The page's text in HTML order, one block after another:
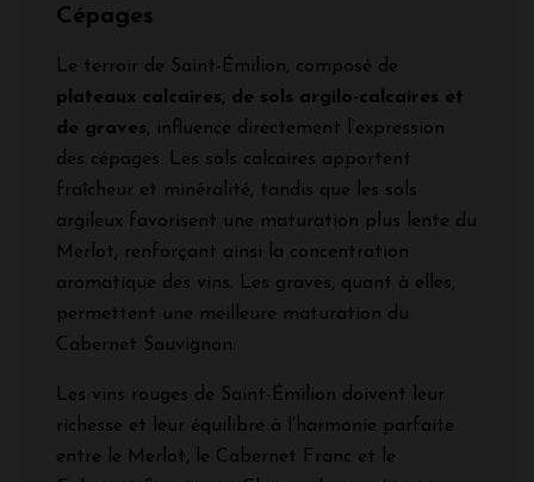
Cépages
Le terroir de Saint-Émilion, composé de
plateaux calcaires, de sols argilo-calcaires et
de graves, influence directement l’expression
des cépages. Les sols calcaires apportent
fraîcheur et minéralité, tandis que les sols
argileux favorisent une maturation plus lente du
Merlot, renforçant ainsi la concentration
aromatique des vins. Les graves, quant à elles,
permettent une meilleure maturation du
Cabernet Sauvignon.
Les vins rouges de Saint-Émilion doivent leur
richesse et leur équilibre à l’harmonie parfaite
entre le Merlot, le Cabernet Franc et le